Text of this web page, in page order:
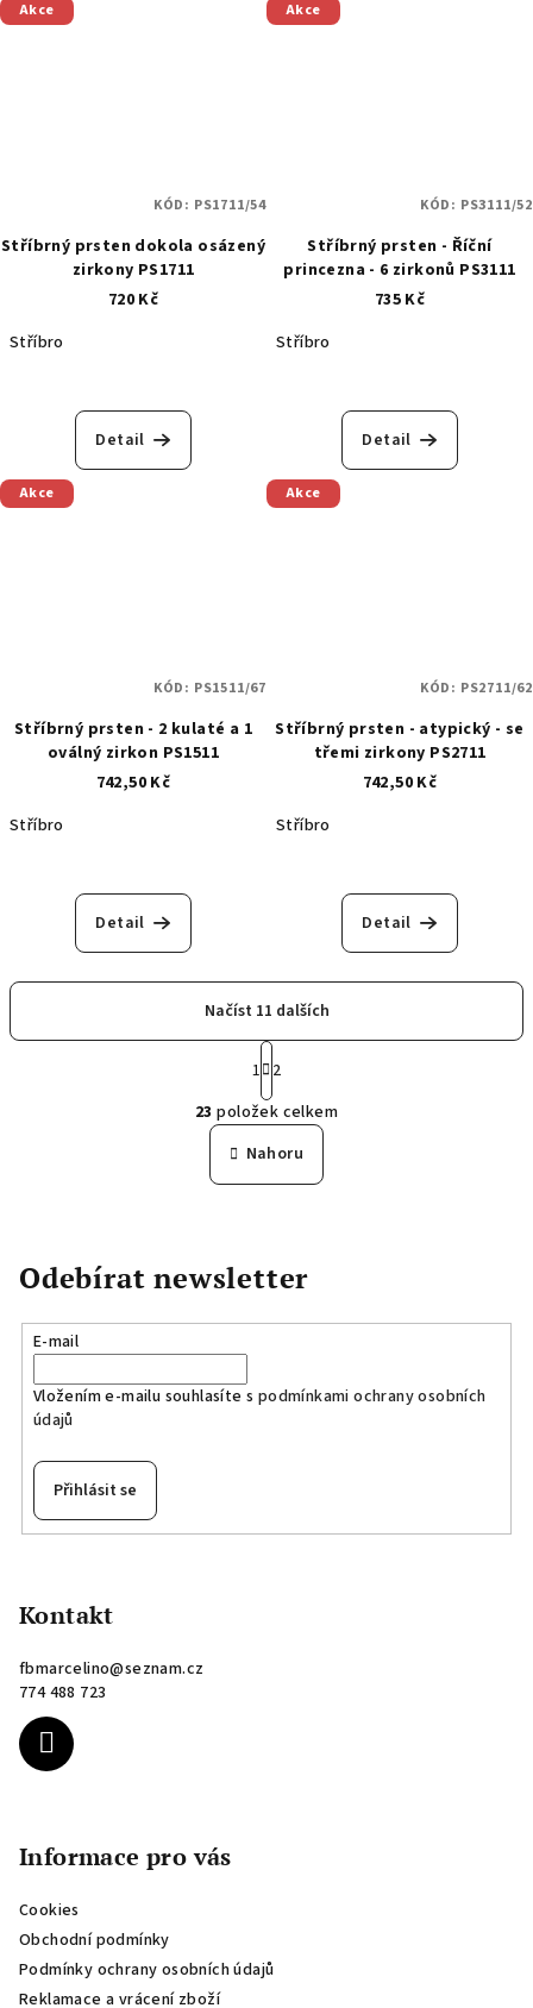
Akce
Stříbrný prsten dokola osázený
zirkony PS1711
720 Kč
Stříbro
Detail
KÓD: PS1711/54
Akce
Stříbrný prsten - Říční
princezna - 6 zirkonů PS3111
735 Kč
Stříbro
Detail
KÓD: PS3111/52
Akce
Stříbrný prsten - 2 kulaté a 1
oválný zirkon PS1511
742,50 Kč
Stříbro
Detail
KÓD: PS1511/67
Akce
Stříbrný prsten - atypický - se
třemi zirkony PS2711
742,50 Kč
Stříbro
Detail
KÓD: PS2711/62
O
v
l
á
í
k
i
Načíst 11 dalších
S
t
r
á
n
k
o
í
1 2
23 položek celkem
Nahoru
Odebírat newsletter
E-mail
Vložením e-mailu souhlasíte s podmínkami ochrany osobních
údajů
Přihlásit se
Kontakt
fbmarcelino@seznam.cz
774 488 723
Informace pro vás
Cookies
Obchodní podmínky
Podmínky ochrany osobních údajů
Reklamace a vrácení zboží